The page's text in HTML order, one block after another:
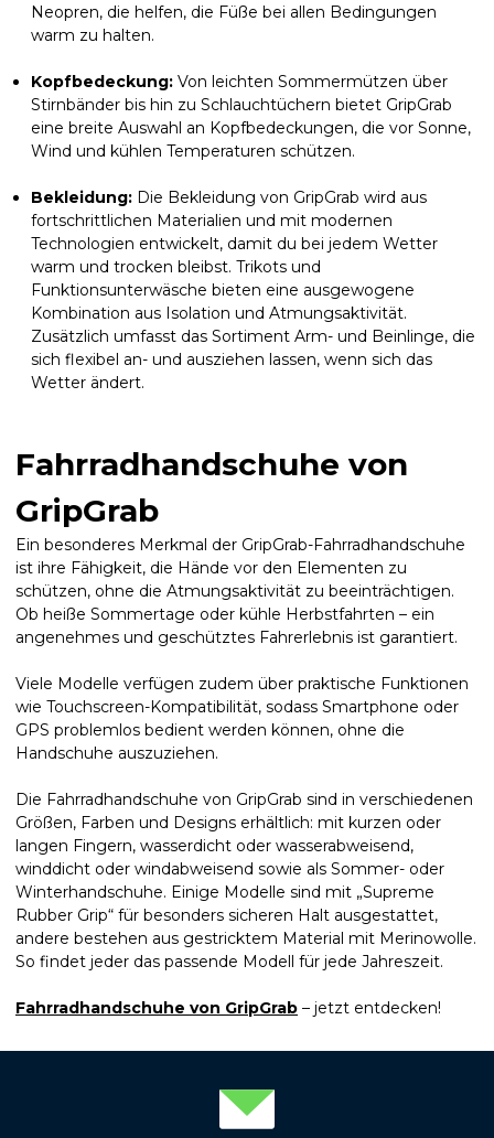
Neopren, die helfen, die Füße bei allen Bedingungen
warm zu halten.
Kopfbedeckung: Von leichten Sommermützen über
Stirnbänder bis hin zu Schlauchtüchern bietet GripGrab
eine breite Auswahl an Kopfbedeckungen, die vor Sonne,
Wind und kühlen Temperaturen schützen.
Bekleidung: Die Bekleidung von GripGrab wird aus
fortschrittlichen Materialien und mit modernen
Technologien entwickelt, damit du bei jedem Wetter
warm und trocken bleibst. Trikots und
Funktionsunterwäsche bieten eine ausgewogene
Kombination aus Isolation und Atmungsaktivität.
Zusätzlich umfasst das Sortiment Arm- und Beinlinge, die
sich flexibel an- und ausziehen lassen, wenn sich das
Wetter ändert.
Fahrradhandschuhe von
GripGrab
Ein besonderes Merkmal der GripGrab-Fahrradhandschuhe
ist ihre Fähigkeit, die Hände vor den Elementen zu
schützen, ohne die Atmungsaktivität zu beeinträchtigen.
Ob heiße Sommertage oder kühle Herbstfahrten – ein
angenehmes und geschütztes Fahrerlebnis ist garantiert.
Viele Modelle verfügen zudem über praktische Funktionen
wie Touchscreen-Kompatibilität, sodass Smartphone oder
GPS problemlos bedient werden können, ohne die
Handschuhe auszuziehen.
Die Fahrradhandschuhe von GripGrab sind in verschiedenen
Größen, Farben und Designs erhältlich: mit kurzen oder
langen Fingern, wasserdicht oder wasserabweisend,
winddicht oder windabweisend sowie als Sommer- oder
Winterhandschuhe. Einige Modelle sind mit „Supreme
Rubber Grip“ für besonders sicheren Halt ausgestattet,
andere bestehen aus gestricktem Material mit Merinowolle.
So findet jeder das passende Modell für jede Jahreszeit.
Fahrradhandschuhe von GripGrab – jetzt entdecken!